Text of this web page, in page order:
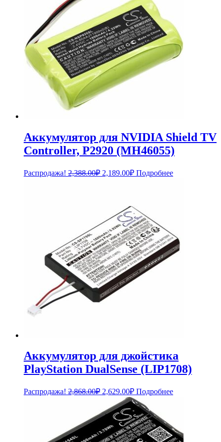
Аккумулятор для NVIDIA Shield TV
Controller, P2920 (MH46055)
Распродажа! 2,388.00₽ Первоначальная
2,189.00₽Текущая
цена:
Подробнее
Аккумулятор для джойстика
PlayStation DualSense (LIP1708)
Распродажа! 2,868.00₽ Первоначальная
составляла
2,868.00₽.
2,629.00₽Текущая
цена:
2,629.00₽.
Подробнее